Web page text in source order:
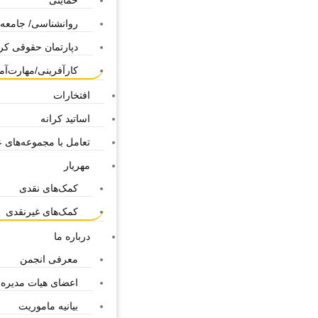
روانشناسی/
دپارتمان حقوقی
کارآفرینی/
افتخارات
اساتید کرانه
تعامل با مجموعه‌های
مهریار
کمک‌های نقدی
کمک‌های غیرنقدی
درباره ما
معرفی انجمن
اعضای هیات مدیره
بیانیه ماموریت